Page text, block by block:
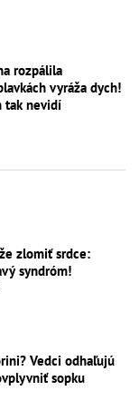
rozpálila
vyráža dych!
tak nevidí
zlomiť srdce:
syndróm!
Vedci odhaľujú
sopku